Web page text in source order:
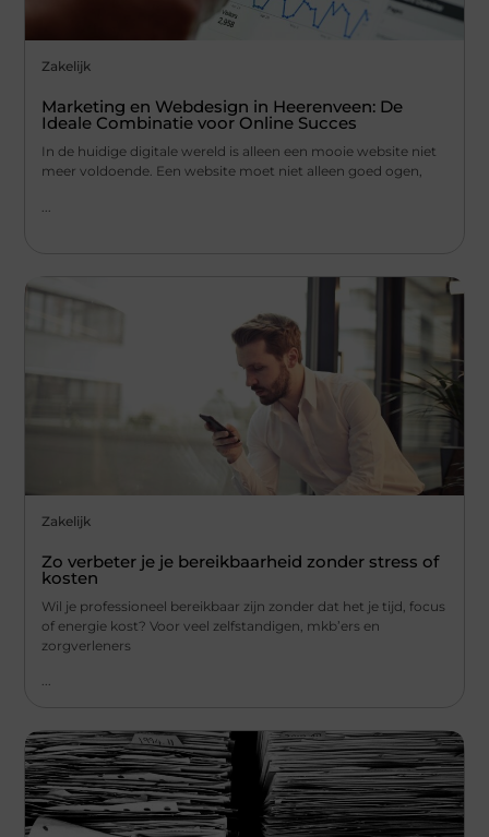
Zakelijk
Marketing en Webdesign in Heerenveen: De
Ideale Combinatie voor Online Succes
In de huidige digitale wereld is alleen een mooie website niet
meer voldoende. Een website moet niet alleen goed ogen,
Zakelijk
Zo verbeter je je bereikbaarheid zonder stress of
kosten
Wil je professioneel bereikbaar zijn zonder dat het je tijd, focus
of energie kost? Voor veel zelfstandigen, mkb’ers en
zorgverleners
...